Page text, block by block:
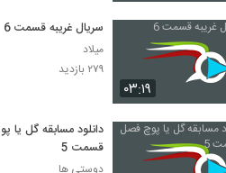
دانلود فیلم وروجک ها با لینک
عالی
۲,۰۳۵ بازدید
فیلم ایرانی من کارگرم
۲,۱۲۳ بازدید
۰۳:۱۹
سریال غریبه قسمت 6
میلاد
۲۷۹ بازدید
دانلود مسابقه گل یا
قسمت 5
دوستی ها